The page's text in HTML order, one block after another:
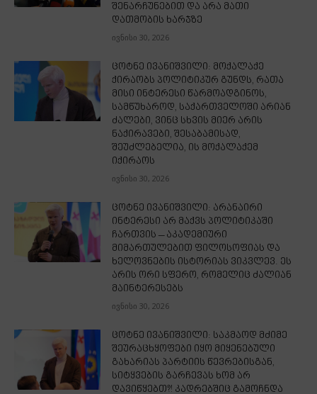
შენარჩუნებით და არა მათი
დათმობის ხარჯზე
ივნისი 30, 2026
ცოტნე ივანიშვილი: მოქალაქე
ქირაობს პოლიტიკურ გუნდს, რათა
მისი ინტერესი წარმოადგინოს,
სამწუხაროდ, საქართველოში არიან
ძალები, ვინც სხვის მიერ არის
ნაქირავები, შესაბამისად,
შეუძლებელია, ის მოქალაქემ
იქირაოს
ივნისი 30, 2026
ცოტნე ივანიშვილი: არანაირი
ინტერესი არ მაქვს პოლიტიკაში
ჩართვის – აკადემიური
მიმართულებით ფილოსოფიას და
ხელოვნების ისტორიას ვიკვლევ. ეს
არის ორი სფერო, რომელიც ძალიან
მაინტერესებს
ივნისი 30, 2026
ცოტნე ივანიშვილი: საკმაოდ მძიმე
შეურაცხყოფები იყო მიყენებული
გახარიას პარტიის წევრებისგან,
სიტყვების გარჩევას ხომ არ
დავიწყებთ?! კადრებშიც გამოჩნდა